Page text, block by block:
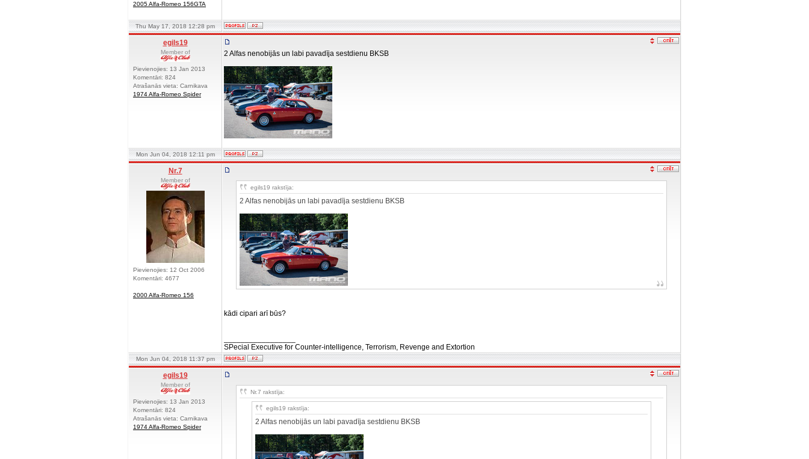
2005 Alfa-Romeo 156GTA
Thu May 17, 2018 12:28 pm
egils19
Member of
Pievienojies: 13 Jan 2013
Komentāri: 824
Atrašanās vieta: Carnikava
1974 Alfa-Romeo Spider
2 Alfas nenobijās un labi pavadīja sestdienu BKSB
Mon Jun 04, 2018 12:11 pm
Nr.7
Member of
Pievienojies: 12 Oct 2006
Komentāri: 4677
2000 Alfa-Romeo 156
egils19 rakstīja:
2 Alfas nenobijās un labi pavadīja sestdienu BKSB
kādi cipari arī būs?
SPecial Executive for Counter-intelligence, Terrorism, Revenge and Extortion
Mon Jun 04, 2018 11:37 pm
egils19
Member of
Pievienojies: 13 Jan 2013
Komentāri: 824
Atrašanās vieta: Carnikava
1974 Alfa-Romeo Spider
Nr.7 rakstīja:
egils19 rakstīja:
2 Alfas nenobijās un labi pavadīja sestdienu BKSB